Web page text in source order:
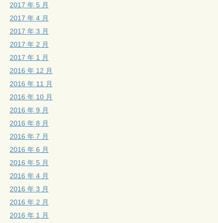
2017 年 5 月
2017 年 4 月
2017 年 3 月
2017 年 2 月
2017 年 1 月
2016 年 12 月
2016 年 11 月
2016 年 10 月
2016 年 9 月
2016 年 8 月
2016 年 7 月
2016 年 6 月
2016 年 5 月
2016 年 4 月
2016 年 3 月
2016 年 2 月
2016 年 1 月